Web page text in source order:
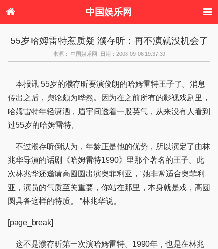
中国娱乐网
港台娱乐
日本娱乐 韩国娱乐
欧美娱乐
音乐新闻 影视新闻
内地明星八卦
八卦
55岁哈姆雷特惹质疑 濮存昕：再不演就没机会了
来源： 中国娱乐网 日期：2008-09-06 19:37:39
本报讯 55岁的濮存昕要演俊朗的哈姆雷特王子了。消息
传出之后，舆论颇为哗然。因为在之前所有的影视戏剧里，
哈姆雷特年轻潇洒，眉宇间透着一股英气，从来没有人看到
过55岁的哈姆雷特。
不过濮存昕倒认为，年龄正是他的优势，所以演定了由林
兆华导演的话剧《哈姆雷特1990》里那个著名的王子。此
次林兆华还邀请高圆圆出演奥菲利亚，“她非常适合奥菲利
亚，演员的气质至关重要，你站在那里，本身就是戏，高圆
圆具备这样的特质。 ”林兆华说。
[page_break]
这不是濮存昕第一次演哈姆雷特。1990年，也是在林兆